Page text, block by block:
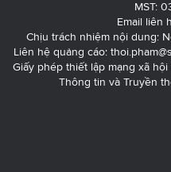
MST:
Email liên
Chịu trách nhiệm nội dung:
Liên hệ quảng cáo:
Giấy phép thiết lập mạng xã
Thông tin và Truyền